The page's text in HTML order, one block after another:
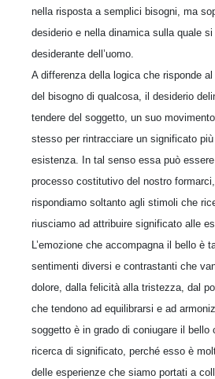
nella risposta a semplici bisogni, ma
desiderio e nella dinamica sulla quale
desiderante dell’uomo.
A differenza della logica che risponde
del bisogno di qualcosa, il desiderio
tendere del soggetto, un suo
stesso per rintracciare un significato
esistenza. In tal senso essa può
processo costitutivo del nostro
rispondiamo soltanto agli stimoli che
riusciamo ad attribuire significato alle
L’emozione che accompagna il bello è
sentimenti diversi e contrastanti che
dolore, dalla felicità alla tristezza, dal
che tendono ad equilibrarsi e ad
soggetto è in grado di coniugare il bello
ricerca di significato, perché esso è
delle esperienze che siamo portati a